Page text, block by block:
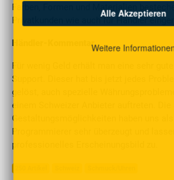
Alle Akzeptieren
Weitere
Farben, Formen und Materialien
Privatkunden wie auch für Händler
Händler-Kommentar
Für wenig Geld erhält man eine sehr gute
Support. Dieser hat bis jetzt jedes
gelöst, auch spezielle
einem Schweizer Anbieter auftreten. Die
Gestaltungsmöglichkeiten haben uns als
Programmierer sehr überzeugt und
professionelles Erscheinungsbild zu.